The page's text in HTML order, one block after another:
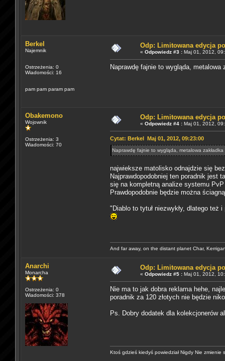
Berkel
Najemnik
Ostrzeżenia: 0
Wiadomości: 16
pam pam param pam
Odp: Limitowana edycja
« Odpowiedz #3 : Maj 01, 2012,
Naprawdę fajnie to wygląda,
Obakemono
Wojownik
Ostrzeżenia: 3
Wiadomości: 70
Odp: Limitowana edycja
« Odpowiedz #4 : Maj 01, 2012,
Cytat: Berkel Maj 01, 2012, 09:23:00
Naprawdę fajnie to wygląda, metalowa
najwieksze matolisko odnajdzie się
Najprawdopodobniej ten poradnik jest
się na kompletną analize systemu
Prawdopodobnie będzie można
"Diablo to tytuł niezwykły, dlatego
And far away, on the distant planet Char,
Anarchi
Monarcha
Ostrzeżenia: 0
Wiadomości: 378
Odp: Limitowana edycja
« Odpowiedz #5 : Maj 01, 2012,
Nie ma to jak dobra reklama hehe,
poradnik za 120 złotych nie będzie
Ps. Dobry dodatek dla kolekcjonerów
Ktoś gdzieś kiedyś powiedział Nigdy Nie